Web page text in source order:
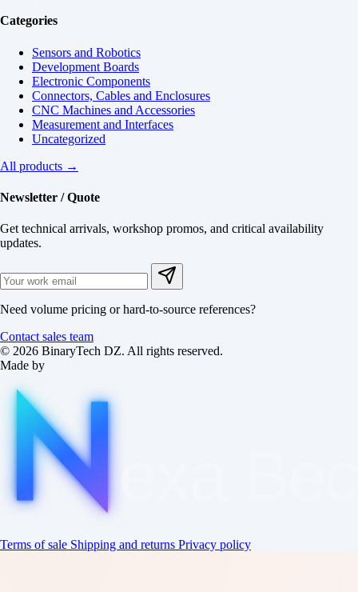
Categories
Sensors and Robotics
Development Boards
Electronic Components
Connectors, Cables and Enclosures
CNC Machines and Accessories
Measurement and Interfaces
Uncategorized
All products →
Newsletter / Quote
Get technical arrivals, workshop promos, and critical availability
updates.
Need volume pricing or hard-to-source references?
Contact sales team
© 2026 BinaryTech DZ. All rights reserved.
Made by
Terms of sale Shipping and returns Privacy policy